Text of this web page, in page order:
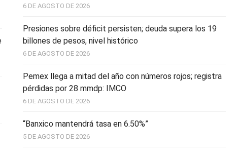
6 DE AGOSTO DE 2026
Presiones sobre déficit persisten; deuda supera los 19
billones de pesos, nivel histórico
6 DE AGOSTO DE 2026
Pemex llega a mitad del año con números rojos; registra
pérdidas por 28 mmdp: IMCO
6 DE AGOSTO DE 2026
“Banxico mantendrá tasa en 6.50%”
5 DE AGOSTO DE 2026